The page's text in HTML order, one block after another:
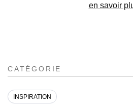
en savoir
CATÉGORIE
INSPIRATION